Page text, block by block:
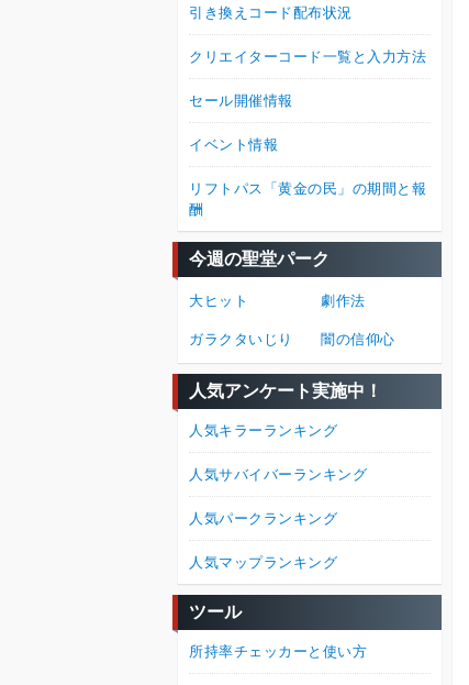
引き換えコード配布状況
クリエイターコード一覧と入力方法
セール開催情報
イベント情報
リフトパス「黄金の民」の期間と報
酬
今週の聖堂パーク
大ヒット 劇作法
ガラクタいじり 闇の信仰心
人気アンケート実施中！
人気キラーランキング
人気サバイバーランキング
人気パークランキング
人気マップランキング
ツール
所持率チェッカーと使い方